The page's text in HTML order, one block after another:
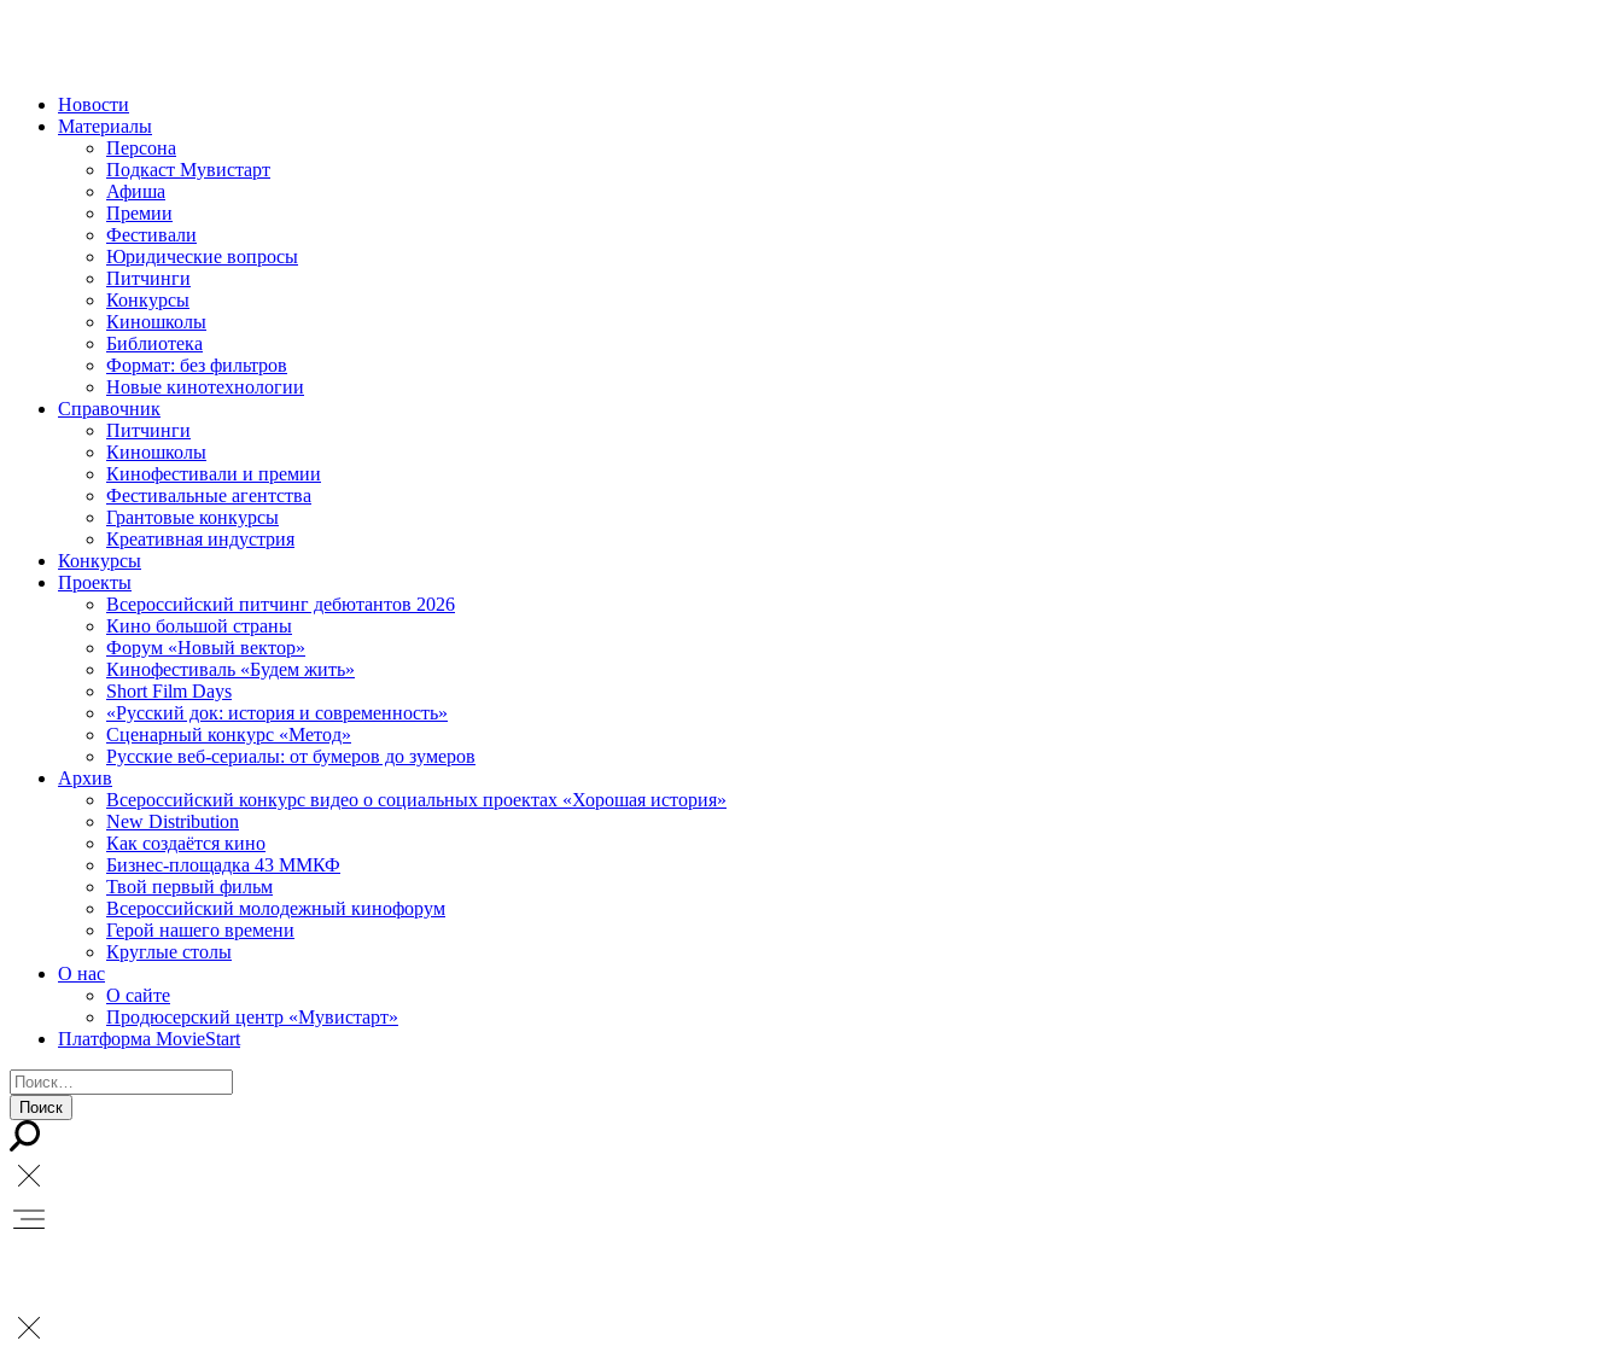
Новости
Материалы
Персона
Подкаст Мувистарт
Афиша
Премии
Фестивали
Юридические вопросы
Питчинги
Конкурсы
Киношколы
Библиотека
Формат: без фильтров
Новые кинотехнологии
Справочник
Питчинги
Киношколы
Кинофестивали и премии
Фестивальные агентства
Грантовые конкурсы
Креативная индустрия
Конкурсы
Проекты
Всероссийский питчинг дебютантов 2026
Кино большой страны
Форум «Новый вектор»
Кинофестиваль «Будем жить»
Short Film Days
«Русский док: история и современность»
Сценарный конкурс «Метод»
Русские веб-сериалы: от бумеров до зумеров
Архив
Всероссийский конкурс видео о социальных проектах «Хорошая история»
New Distribution
Как создаётся кино
Бизнес-площадка 43 ММКФ
Твой первый фильм
Всероссийский молодежный кинофорум
Герой нашего времени
Круглые столы
О нас
О сайте
Продюсерский центр «Мувистарт»
Платформа MovieStart